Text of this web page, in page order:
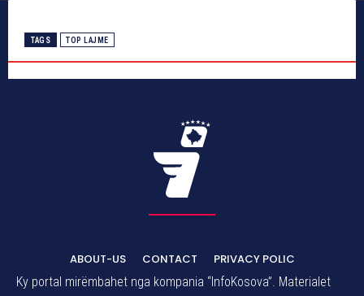
TAGS TOP LAJME
ABOUT-US CONTACT
PRIVACY POLIC
Ky portal mirëmbahet nga kompania “InfoKosova”. Materialet